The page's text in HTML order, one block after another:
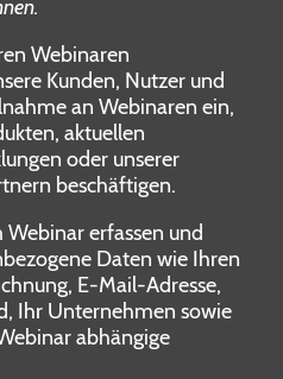
Webinaren
Kunden, Nutzer und
an Webinaren ein,
aktuellen
oder unserer
beschäftigen.
erfassen und
Daten wie Ihren
E-Mail-Adresse,
Ihr Unternehmen sowie
abhängige